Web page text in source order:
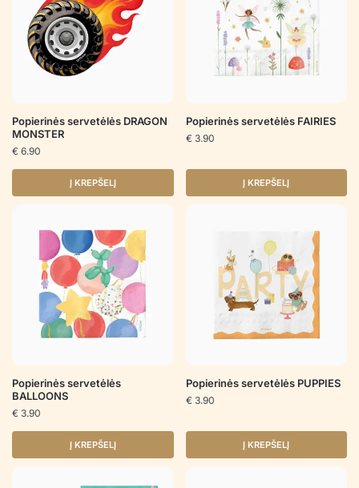
Popierinės servetėlės DRAGON
MONSTER
€ 6.90
Į KREPŠELĮ
Popierinės servetėlės FAIRIES
€ 3.90
Į KREPŠELĮ
Popierinės servetėlės
BALLOONS
€ 3.90
Į KREPŠELĮ
Popierinės servetėlės PUPPIES
€ 3.90
Į KREPŠELĮ